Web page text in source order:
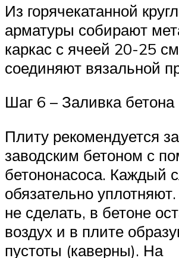
Из горячекатанной
арматуры собирают
каркас с ячеей 20-25
соединяют вязальной
Шаг 6 – Заливка бетона
Плиту рекомендуется
заводским бетоном с
бетононасоса. Каждый
обязательно
не сделать, в бетоне
воздух и в плите
пустоты (каверны). На